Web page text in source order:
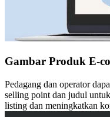
Gambar Produk E-
Pedagang dan operator
selling point dan judul
listing dan meningkatkan